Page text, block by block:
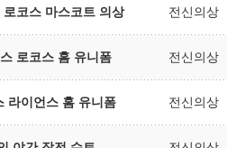
코스 마스코트 의상 전신의상
로코스 홈 유니폼 전신의상
라이언스 홈 유니폼 전신의상